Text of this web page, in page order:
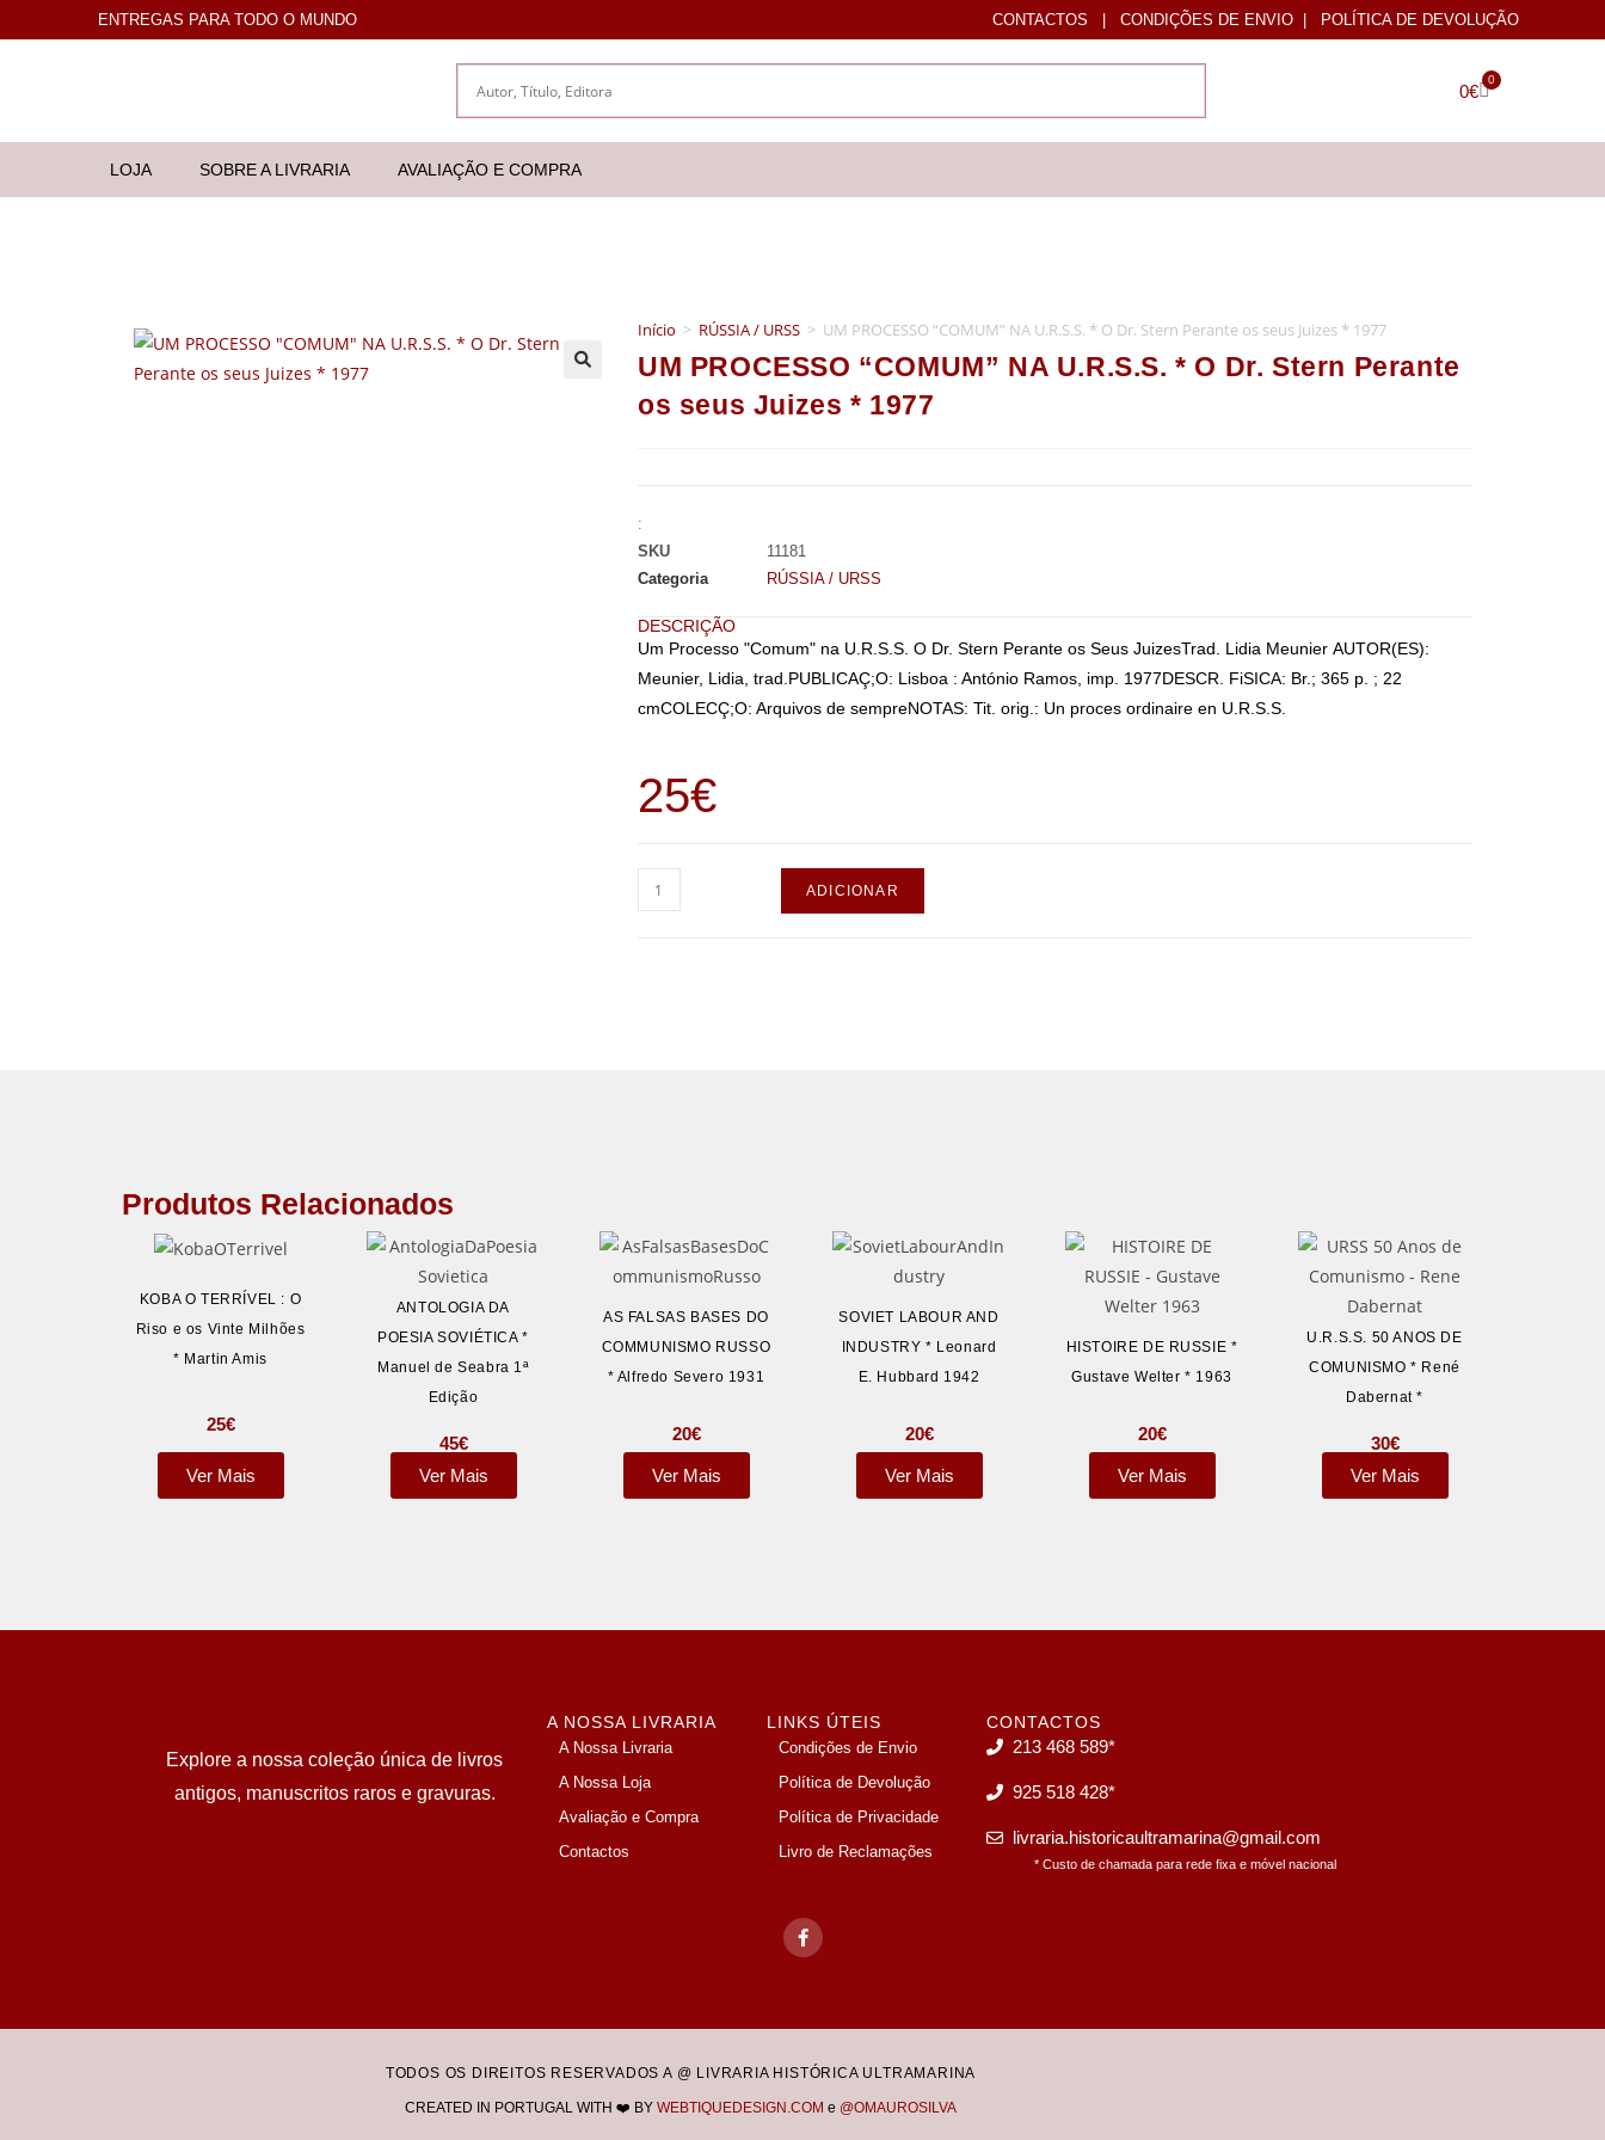
ENTREGAS PARA TODO O MUNDO CONTACTOS | CONDIÇÕES DE ENVIO | POLÍTICA DE DEVOLUÇÃO
0€
0
LOJA SOBRE A LIVRARIA AVALIAÇÃO E COMPRA
Início > RÚSSIA / URSS > UM PROCESSO “COMUM” NA U.R.S.S. * O Dr. Stern Perante os seus Juizes * 1977
UM PROCESSO “COMUM” NA U.R.S.S. * O Dr. Stern Perante
os seus Juizes * 1977
:
SKU
11181
Categoria
RÚSSIA / URSS
DESCRIÇÃO
Um Processo "Comum" na U.R.S.S. O Dr. Stern Perante os Seus JuizesTrad. Lidia Meunier AUTOR(ES):
Meunier, Lidia, trad.PUBLICAÇ;O: Lisboa : António Ramos, imp. 1977DESCR. FiSICA: Br.; 365 p. ; 22
cmCOLECÇ;O: Arquivos de sempreNOTAS: Tit. orig.: Un proces ordinaire en U.R.S.S.
25€
ADICIONAR
Produtos Relacionados
KOBA O TERRÍVEL : O
Riso e os Vinte Milhões
* Martin Amis
25€
Ver Mais
ANTOLOGIA DA
POESIA SOVIÉTICA *
Manuel de Seabra 1ª
Edição
45€
Ver Mais
AS FALSAS BASES DO
COMMUNISMO RUSSO
* Alfredo Severo 1931
20€
Ver Mais
SOVIET LABOUR AND
INDUSTRY * Leonard
E. Hubbard 1942
20€
Ver Mais
HISTOIRE DE RUSSIE *
Gustave Welter * 1963
20€
Ver Mais
U.R.S.S. 50 ANOS DE
COMUNISMO * René
Dabernat *
30€
Ver Mais
Explore a nossa coleção única de livros
antigos, manuscritos raros e gravuras.
A NOSSA LIVRARIA
A Nossa Livraria
A Nossa Loja
Avaliação e Compra
Contactos
LINKS ÚTEIS
Condições de Envio
Política de Devolução
Política de Privacidade
Livro de Reclamações
CONTACTOS
213 468 589*
925 518 428*
livraria.historicaultramarina@gmail.com
* Custo de chamada para rede fixa e móvel nacional
TODOS OS DIREITOS RESERVADOS A @ LIVRARIA HISTÓRICA ULTRAMARINA
CREATED IN PORTUGAL WITH ❤️ BY WEBTIQUEDESIGN.COM e @OMAUROSILVA